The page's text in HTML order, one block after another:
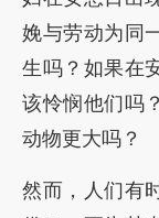
娩与劳动为同
生吗？如果在
该怜悯他们吗
动物更大吗？
然而，人们有